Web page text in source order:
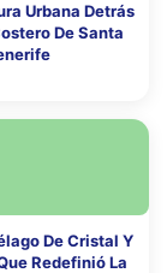
Urbana Detrás
De Santa
De Cristal Y
Redefinió La